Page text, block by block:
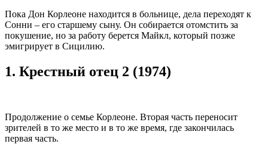
Пока Дон Корлеоне находится в больнице, дела переходят к
Сонни – его старшему сыну. Он собирается отомстить за
покушение, но за работу берется Майкл, который позже
эмигрирует в Сицилию.
1. Крестный отец 2 (1974)
Продолжение о семье Корлеоне. Вторая часть переносит
зрителей в то же место и в то же время, где закончилась
первая часть.